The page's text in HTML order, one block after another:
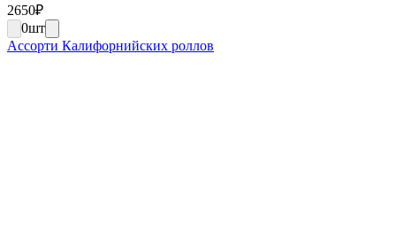
2650₽
0шт
Ассорти Калифорнийских роллов